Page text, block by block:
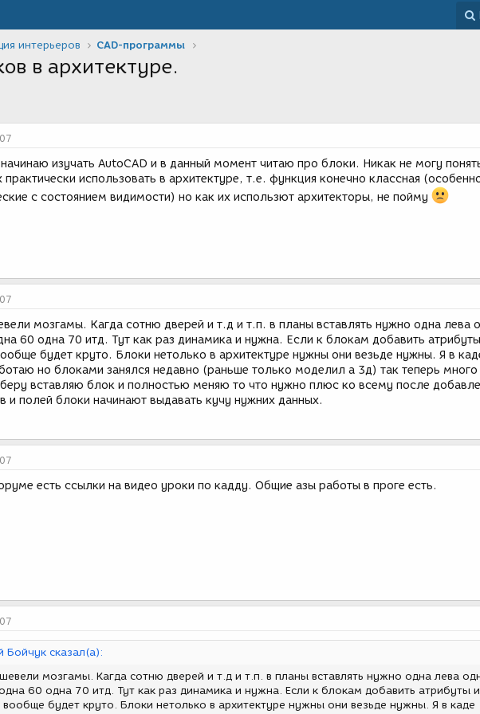
интерьеров CAD-программы
в архитектуре.
изучать AutoCAD и в данный момент читаю про блоки. Никак не могу
использовать в архитектуре, т.е. функция конечно классная
с состоянием видимости) но как их использют архитекторы, не пойму
мозгамы. Кагда сотню дверей и т.д и т.п. в планы вставлять нужно одна лева
60 одна 70 итд. Тут как раз динамика и нужна. Если к блокам добавить
будет круто. Блоки нетолько в архитектуре нужны они везьде нужны. Я в
но блоками занялся недавно (раньше только моделил а 3д) так теперь много
вставляю блок и полностью меняю то что нужно плюс ко всему после
и полей блоки начинают выдавать кучу нужних данных.
есть ссылки на видео уроки по кадду. Общие азы работы в проге есть.
Бойчук сказал(а):
мозгамы. Кагда сотню дверей и т.д и т.п. в планы вставлять нужно одна лева
60 одна 70 итд. Тут как раз динамика и нужна. Если к блокам добавить атрибуты и
вообще будет круто. Блоки нетолько в архитектуре нужны они везьде нужны. Я в каде